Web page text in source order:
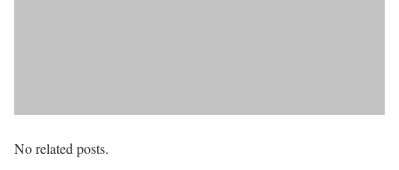
No related posts.